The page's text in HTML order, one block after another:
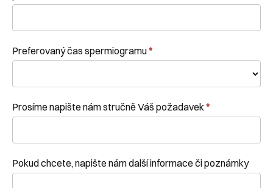
Preferovaný čas spermiogramu*
Prosíme napište nám stručně Váš požadavek*
Pokud chcete, napište nám další informace či poznámky